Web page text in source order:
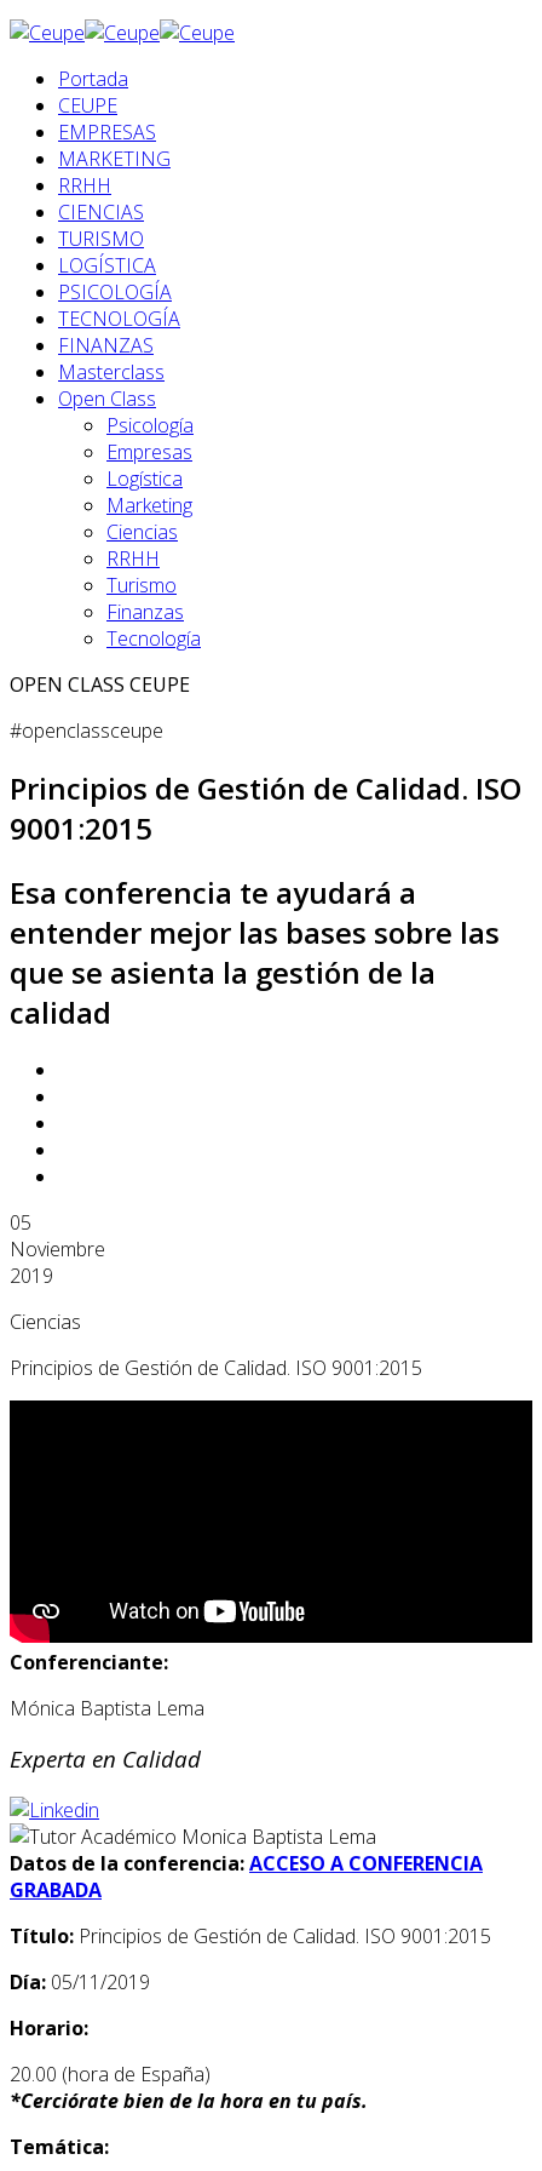
Portada
CEUPE
EMPRESAS
MARKETING
RRHH
CIENCIAS
TURISMO
LOGÍSTICA
PSICOLOGÍA
TECNOLOGÍA
FINANZAS
Masterclass
Open Class
Psicología
Empresas
Logística
Marketing
Ciencias
RRHH
Turismo
Finanzas
Tecnología
OPEN CLASS CEUPE
#openclassceupe
Principios de Gestión de Calidad. ISO
9001:2015
Esa conferencia te ayudará a
entender mejor las bases sobre las
que se asienta la gestión de la
calidad
05
Noviembre
2019
Ciencias
Principios de Gestión de Calidad. ISO 9001:2015
Conferenciante:
Mónica Baptista Lema
Experta en Calidad
Datos de la conferencia:ACCESO A CONFERENCIA
GRABADA
Título: Principios de Gestión de Calidad. ISO 9001:2015
Día: 05/11/2019
Horario:
20.00 (hora de España)
*Cerciórate bien de la hora en tu país.
Temática: